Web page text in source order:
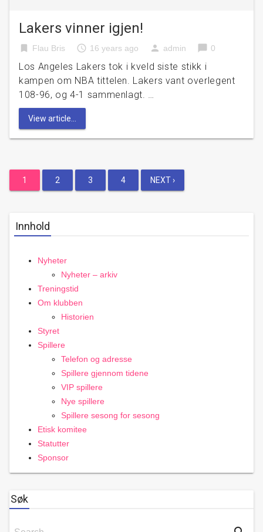
Lakers vinner igjen!
bookmark Flau Bris access_time 16 years ago person admin chat_bubble 0
Los Angeles Lakers tok i kveld siste stikk i
kampen om NBA tittelen. Lakers vant overlegent
108-96, og 4-1 sammenlagt. …
View article...
Posts
1 2 3 4 NEXT ›
Innhold
Nyheter
Nyheter – arkiv
Treningstid
Om klubben
Historien
Styret
Spillere
Telefon og adresse
Spillere gjennom tidene
VIP spillere
Nye spillere
Spillere sesong for sesong
Etisk komitee
Statutter
Sponsor
Søk
Search